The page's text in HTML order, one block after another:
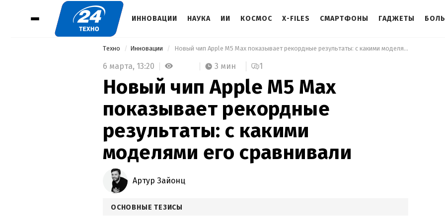
ИННОВАЦИИ НАУКА ИИ КОСМОС X-FILES СМАРТФОНЫ ГАДЖЕТЫ
Техно Инновации Новый чип Apple M5 Max показывает рекордные результаты: с какими моделями его сравнивали
6 марта, 13:20 3 мин 1
Новый чип Apple M5 Max
показывает рекордные
результаты: с какими
моделями его сравнивали
Артур Зайонц
ОСНОВНЫЕ ТЕЗИСЫ